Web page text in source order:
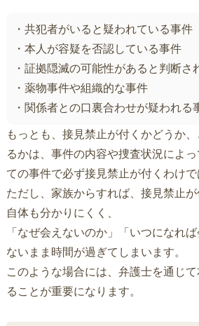
・共犯者がいると疑われている事件
・本人が容疑を否認している事件
・証拠隠滅の可能性があると判断さ
・薬物事件や組織的な事件
・関係者との口裏合わせが疑われる
もっとも、接見禁止が付くかどうか
るかは、事件の内容や捜査状況によ
ての事件で必ず接見禁止が付くわけで
ただし、家族からすれば、接見禁止
自体も分かりにくく、
「なぜ会えないのか」「いつになれ
ないまま時間が過ぎてしまいます。
このような場合には、弁護士を通じ
ることが重要になります。